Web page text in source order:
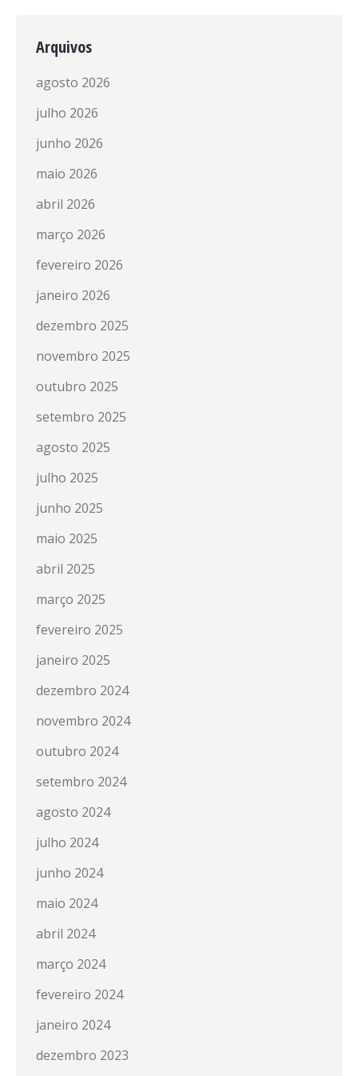
Arquivos
agosto 2026
julho 2026
junho 2026
maio 2026
abril 2026
março 2026
fevereiro 2026
janeiro 2026
dezembro 2025
novembro 2025
outubro 2025
setembro 2025
agosto 2025
julho 2025
junho 2025
maio 2025
abril 2025
março 2025
fevereiro 2025
janeiro 2025
dezembro 2024
novembro 2024
outubro 2024
setembro 2024
agosto 2024
julho 2024
junho 2024
maio 2024
abril 2024
março 2024
fevereiro 2024
janeiro 2024
dezembro 2023